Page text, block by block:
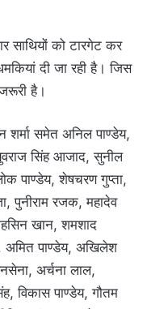
साथियों को टारगेट कर
दी जा रही है। जिस
है।
शर्मा समेत अनिल पाण्डेय,
सिंह आजाद, सुनील
पाण्डेय, शेषचरण गुप्ता,
पुनीराम रजक, महादेव
खान, शमशाद
अमित पाण्डेय, अखिलेश
अर्चना लाल,
विकास पाण्डेय, गौतम